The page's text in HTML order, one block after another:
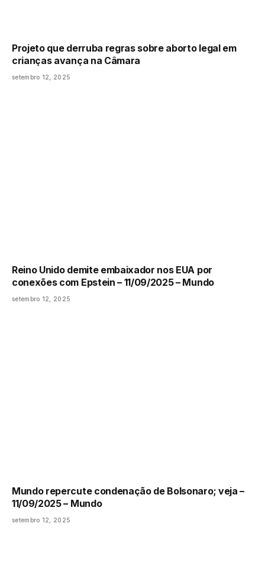
Projeto que derruba regras sobre aborto legal em
crianças avança na Câmara
setembro 12, 2025
Reino Unido demite embaixador nos EUA por
conexões com Epstein – 11/09/2025 – Mundo
setembro 12, 2025
Mundo repercute condenação de Bolsonaro; veja –
11/09/2025 – Mundo
setembro 12, 2025